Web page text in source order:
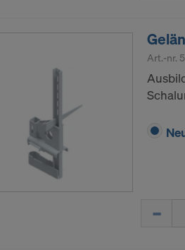
Art.-nr.